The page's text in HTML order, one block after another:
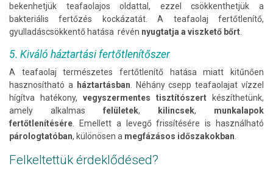
bekenhetjük teafaolajos oldattal, ezzel csökkenthetjük a
bakteriális fertőzés kockázatát. A teafaolaj fertőtlenítő,
gyulladáscsökkentő hatása révén nyugtatja a viszkető bőrt
5. Kiváló háztartási fertőtlenítőszer
A teafaolaj természetes fertőtlenítő hatása miatt kitűnően
hasznosítható a
háztartásban . Néhány csepp teafaolajat vízzel
hígítva hatékony, vegyszermentes tisztítószert
készíthetünk,
amely alkalmas felületek, kilincsek, munkalapok
fertőtlenítésére . Emellett a levegő frissítésére is használható
párologtatóban, különösen a megfázásos időszakokban
Felkeltettük érdeklődésed?